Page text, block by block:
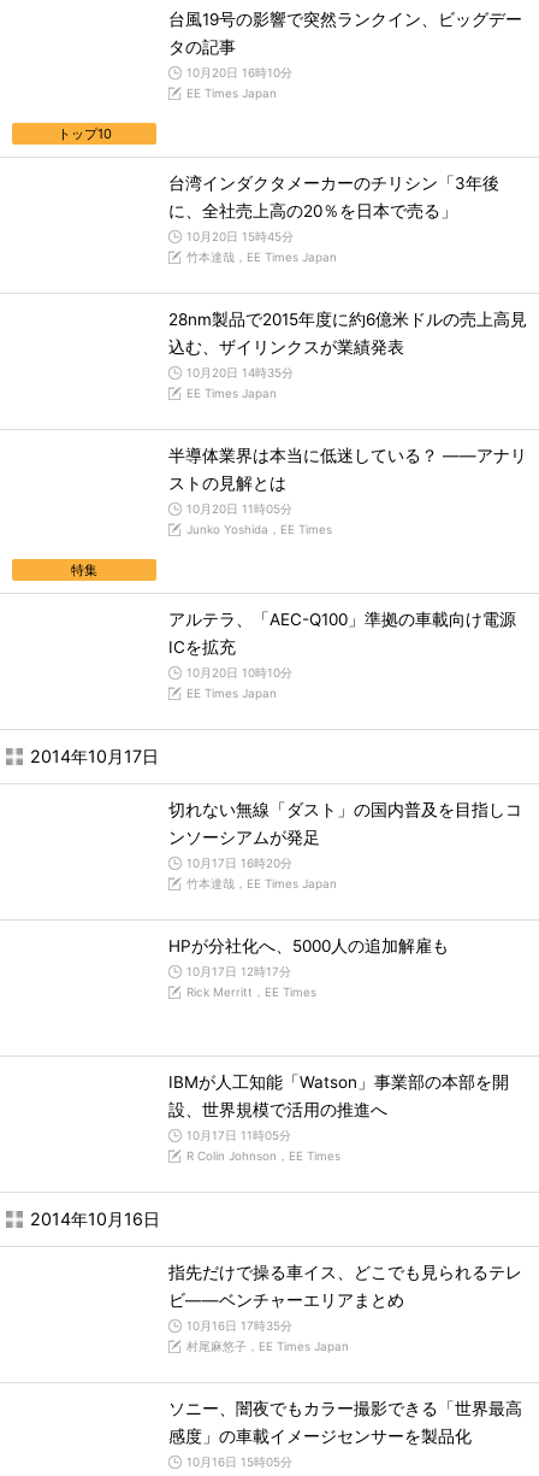
トップ10
台風19号の影響で突然ランクイン、ビッグデー
タの記事
10月20日 16時10分
EE Times Japan
台湾インダクタメーカーのチリシン「3年後
に、全社売上高の20％を日本で売る」
10月20日 15時45分
竹本達哉，EE Times Japan
28nm製品で2015年度に約6億米ドルの売上高見
込む、ザイリンクスが業績発表
10月20日 14時35分
EE Times Japan
特集
半導体業界は本当に低迷している？ ――アナリ
ストの見解とは
10月20日 11時05分
Junko Yoshida，EE Times
アルテラ、「AEC-Q100」準拠の車載向け電源
ICを拡充
10月20日 10時10分
EE Times Japan
2014年10月17日
切れない無線「ダスト」の国内普及を目指しコ
ンソーシアムが発足
10月17日 16時20分
竹本達哉，EE Times Japan
HPが分社化へ、5000人の追加解雇も
10月17日 12時17分
Rick Merritt，EE Times
IBMが人工知能「Watson」事業部の本部を開
設、世界規模で活用の推進へ
10月17日 11時05分
R Colin Johnson，EE Times
2014年10月16日
指先だけで操る車イス、どこでも見られるテレ
ビ――ベンチャーエリアまとめ
10月16日 17時35分
村尾麻悠子，EE Times Japan
ソニー、闇夜でもカラー撮影できる「世界最高
感度」の車載イメージセンサーを製品化
10月16日 15時05分